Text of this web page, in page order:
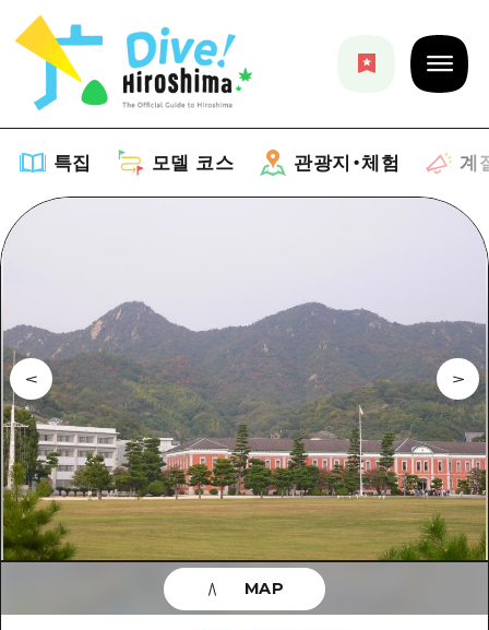
특집 모델 코스 관광지・체험 계
목록
아트
이벤트/축제
음식/술
사이클링
쇼핑
스포츠
모델 코스
목록
Dive! Hiroshima 공식 가이드
Hiroshima Moshimo Travel
히로시마시 주변
아키(安芸)
빈고(備後)
관광지・체험
목록
히로시마시 주변
아키(安芸)
빈고(備後)
비북(備北)
계절 정보
이벤트
유용한 정보
목록
MAP